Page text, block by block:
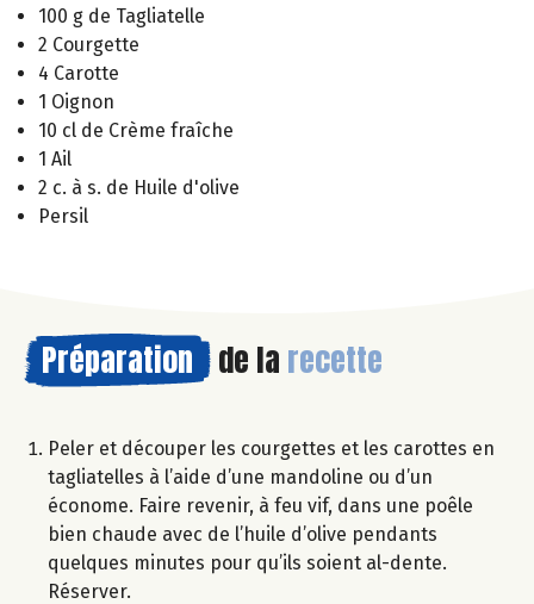
100 g de Tagliatelle
2 Courgette
4 Carotte
1 Oignon
10 cl de Crème fraîche
1 Ail
2 c. à s. de Huile d'olive
Persil
Préparation de la recette
Peler et découper les courgettes et les carottes en
tagliatelles à l’aide d’une mandoline ou d’un
économe. Faire revenir, à feu vif, dans une poêle
bien chaude avec de l’huile d’olive pendants
quelques minutes pour qu’ils soient al-dente.
Réserver.